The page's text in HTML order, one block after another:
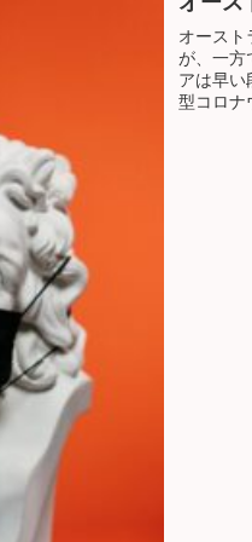
オースト
が、一方
アは早い
型コロナ